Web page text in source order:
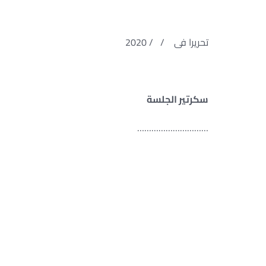
تحريرا فى / / 2020
سكرتير الجلسة
…………………….